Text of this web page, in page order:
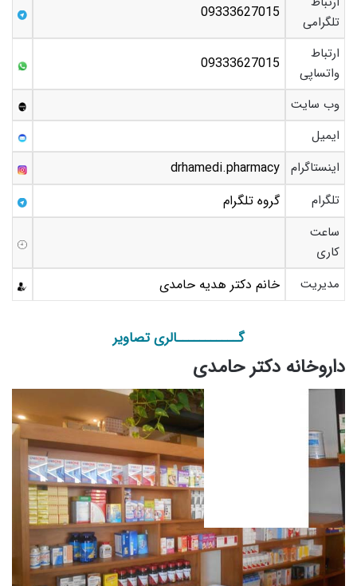
تلگرامی
09333627015
ارتباط
واتساپی
09333627015
وب سایت
ایمیل
اینستاگرام drhamedi.pharmacy
تلگرام گروه تلگرام
ساعت
کاری
مدیریت
خانم دکتر هدیه حامدی
گـــــــــــالری تصاویر
داروخانه دکتر حامدی